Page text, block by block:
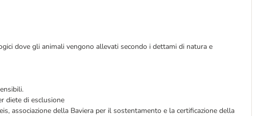
dove gli animali vengono allevati secondo i dettami di natura e
diete di esclusione
associazione della Baviera per il sostentamento e la certificazione della